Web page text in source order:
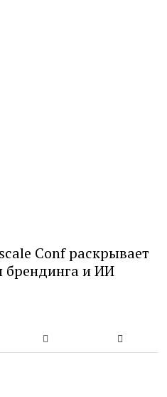
Conf раскрывает
брендинга и ИИ